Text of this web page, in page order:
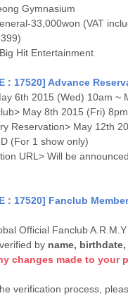
Gymnasium
33,000won (VAT
Hit Entertainment
: 17520] Advance
6th 2015 (Wed) 10am ~
May 8th 2015 (Fri)
Reservation> May 12th
(For 1 show only)
URL> Will be
: 17520] Fanclub
Official Fanclub
by name,
changes made to
verification process,